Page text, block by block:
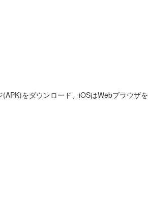
をダウンロード、iOSはWebブラウザを